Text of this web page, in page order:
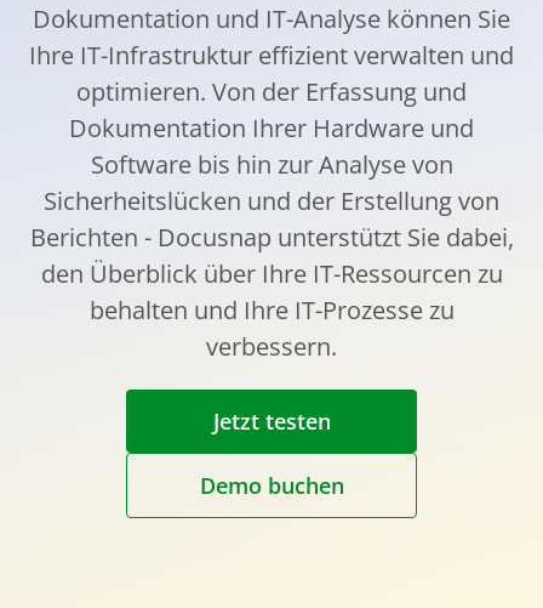
Dokumentation und IT-Analyse können Sie
Ihre IT-Infrastruktur effizient verwalten und
optimieren. Von der Erfassung und
Dokumentation Ihrer Hardware und
Software bis hin zur Analyse von
Sicherheitslücken und der Erstellung von
Berichten - Docusnap unterstützt Sie dabei,
den Überblick über Ihre IT-Ressourcen zu
behalten und Ihre IT-Prozesse zu
verbessern.
Jetzt testen
Demo buchen